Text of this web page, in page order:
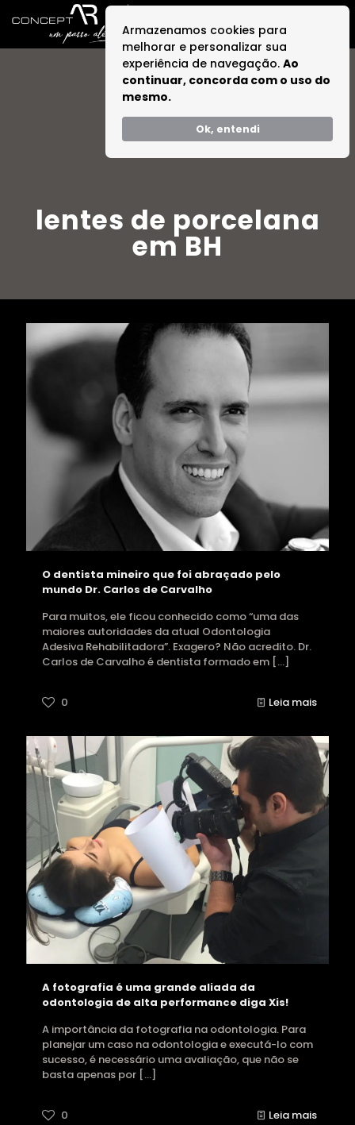
Armazenamos cookies para
melhorar e personalizar sua
experiência de navegação. Ao
continuar, concorda com o uso do
mesmo.
Ok, entendi
lentes de porcelana
em BH
O dentista mineiro que foi abraçado pelo
mundo Dr. Carlos de Carvalho
Para muitos, ele ficou conhecido como “uma das
maiores autoridades da atual Odontologia
Adesiva Rehabilitadora”. Exagero? Não acredito. Dr.
Carlos de Carvalho é dentista formado em […]
0 Leia mais
A fotografia é uma grande aliada da
odontologia de alta performance diga Xis!
A importância da fotografia na odontologia. Para
planejar um caso na odontologia e executá-lo com
sucesso, é necessário uma avaliação, que não se
basta apenas por […]
0 Leia mais